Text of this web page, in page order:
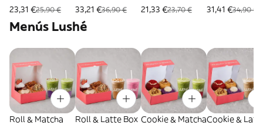
Artesanales
23,31 €25,90 €
Artesanales
33,21 €36,90 €
Artesanales
21,33 €23,70 €
Artesanales
31,41 €34,90 €
Menús Lushé
Roll & Matcha
Roll & Latte Box Cookie & MatchaCookie &